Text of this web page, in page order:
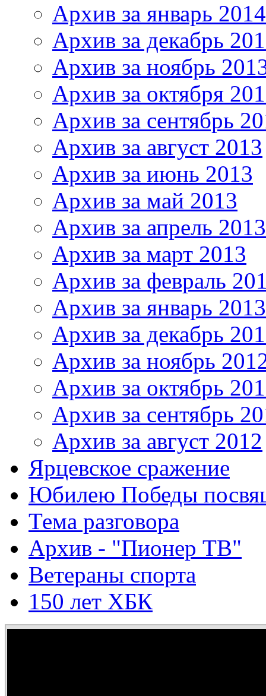
Архив за январь 2014
Архив за декабрь
Архив за ноябрь
Архив за октября
Архив за сентябрь
Архив за август 2013
Архив за июнь 2013
Архив за май 2013
Архив за апрель 2013
Архив за март 2013
Архив за февраль
Архив за январь 2013
Архив за декабрь
Архив за ноябрь
Архив за октябрь
Архив за сентябрь
Архив за август 2012
Ярцевское сражение
Юбилею Победы
Тема разговора
Архив - "Пионер ТВ"
Ветераны спорта
150 лет ХБК